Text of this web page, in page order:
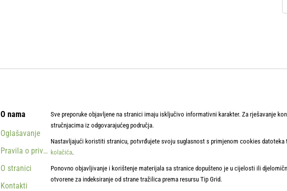
O nama
Oglašavanje
Pravila o privatnosti
O stranici
Kontakti
Sve preporuke objavljene na stranici imaju isključivo informativni karakter. Za rješavanje
stručnjacima iz odgovarajućeg područja.
Nastavljajući koristiti stranicu, potvrđujete svoju suglasnost s primjenom cookies datoteka
kolačića.
Ponovno objavljivanje i korištenje materijala sa stranice dopušteno je u cijelosti ili
otvorene za indeksiranje od strane tražilica prema resursu Tip Grid.